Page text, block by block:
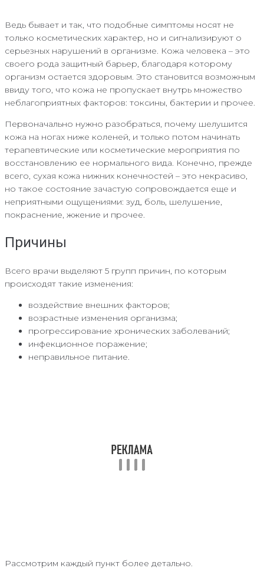
Ведь бывает и так, что подобные симптомы носят не
только косметических характер, но и сигнализируют о
серьезных нарушений в организме. Кожа человека – это
своего рода защитный барьер, благодаря которому
организм остается здоровым. Это становится возможным
ввиду того, что кожа не пропускает внутрь множество
неблагоприятных факторов: токсины, бактерии и прочее.
Первоначально нужно разобраться, почему шелушится
кожа на ногах ниже коленей, и только потом начинать
терапевтические или косметические мероприятия по
восстановлению ее нормального вида. Конечно, прежде
всего, сухая кожа нижних конечностей – это некрасиво,
но такое состояние зачастую сопровождается еще и
неприятными ощущениями: зуд, боль, шелушение,
покраснение, жжение и прочее.
Причины
Всего врачи выделяют 5 групп причин, по которым
происходят такие изменения:
воздействие внешних факторов;
возрастные изменения организма;
прогрессирование хронических заболеваний;
инфекционное поражение;
неправильное питание.
Рассмотрим каждый пункт более детально.